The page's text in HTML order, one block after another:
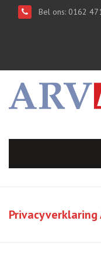
Bel ons: 0162
Privacyverklaring